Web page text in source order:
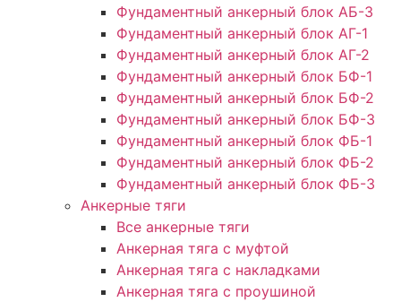
Фундаментный анкерный блок АБ-3
Фундаментный анкерный блок АГ-1
Фундаментный анкерный блок АГ-2
Фундаментный анкерный блок БФ-1
Фундаментный анкерный блок БФ-2
Фундаментный анкерный блок БФ-3
Фундаментный анкерный блок ФБ-1
Фундаментный анкерный блок ФБ-2
Фундаментный анкерный блок ФБ-3
Анкерные тяги
Все анкерные тяги
Анкерная тяга с муфтой
Анкерная тяга с накладками
Анкерная тяга с проушиной